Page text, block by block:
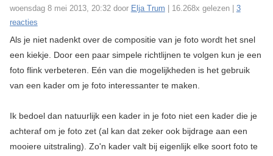
woensdag 8 mei 2013, 20:32 door Elja Trum | 16.268x gelezen | 3
reacties
Als je niet nadenkt over de compositie van je foto wordt het snel
een kiekje. Door een paar simpele richtlijnen te volgen kun je een
foto flink verbeteren. Eén van die mogelijkheden is het gebruik
van een kader om je foto interessanter te maken.
Ik bedoel dan natuurlijk een kader in je foto niet een kader die je
achteraf om je foto zet (al kan dat zeker ook bijdrage aan een
mooiere uitstraling). Zo'n kader valt bij eigenlijk elke soort foto te